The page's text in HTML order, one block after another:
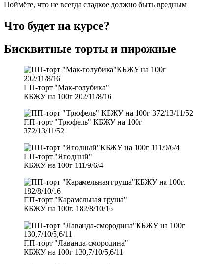
Поймёте, что не всегда сладкое должно быть вредным
Что будет на курсе?
Бисквитные торты и пирожные
ПП-торт "Мак-голубика"
КБЖУ на 100г 202/11/8/16
ПП-торт "Трюфель" КБЖУ на 100г
372/13/11/52
ПП-торт "Ягодный"
КБЖУ на 100г 111/9/6/4
ПП-торт "Карамельная груша"
КБЖУ на 100г. 182/8/10/16
ПП-торт "Лаванда-смородина"
КБЖУ на 100г 130,7/10/5,6/11